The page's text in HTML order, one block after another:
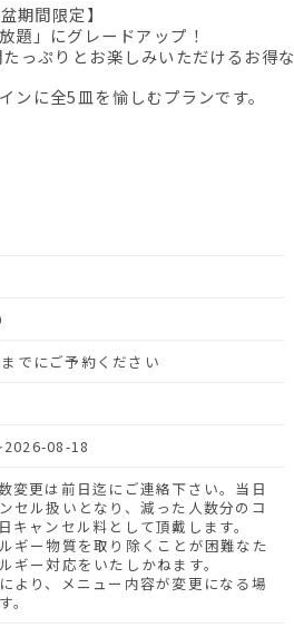
期間限定】
題」にグレードアップ！
っぷりとお楽しみいただけるお得
ンに全5皿を愉しむプランです。
までにご予約ください
2026-08-18
セル扱いとなり、減った人数分のコ
キャンセル料として頂戴します。
ギー物質を取り除くことが困難なた
ギー対応をいたしかねます。
より、メニュー内容が変更になる場
。